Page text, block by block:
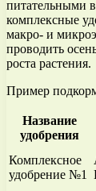
питательными
комплексные
макро- и
проводить
роста растения.
Пример
Название
удобрения
Комплексное
удобрение №1